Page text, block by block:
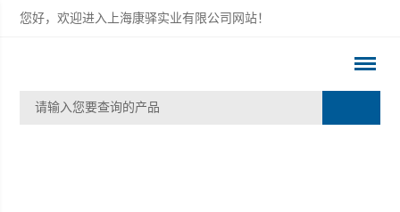
您好，欢迎进入上海康驿实业有限公司网站！